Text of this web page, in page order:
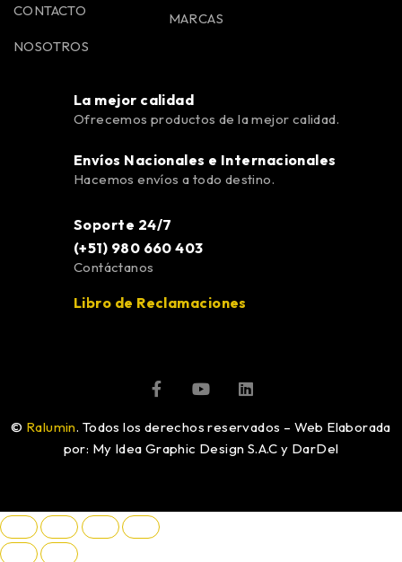
CONTACTO
NOSOTROS
MARCAS
La mejor calidad
Ofrecemos productos de la mejor calidad.
Envíos Nacionales e Internacionales
Hacemos envíos a todo destino.
Soporte 24/7
(+51) 980 660 403
Contáctanos
Libro de Reclamaciones
© Ralumin. Todos los derechos reservados – Web Elaborada
por: My Idea Graphic Design S.A.C y DarDel